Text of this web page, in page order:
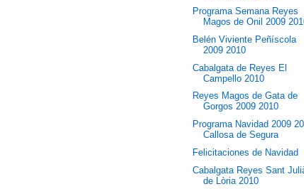
Programa Semana Reyes
Magos de Onil 2009
Belén Viviente Peñíscola
2009 2010
Cabalgata de Reyes El
Campello 2010
Reyes Magos de Gata de
Gorgos 2009 2010
Programa Navidad 2009
Callosa de Segura
Felicitaciones de Navidad
Cabalgata Reyes Sant
de Lòria 2010